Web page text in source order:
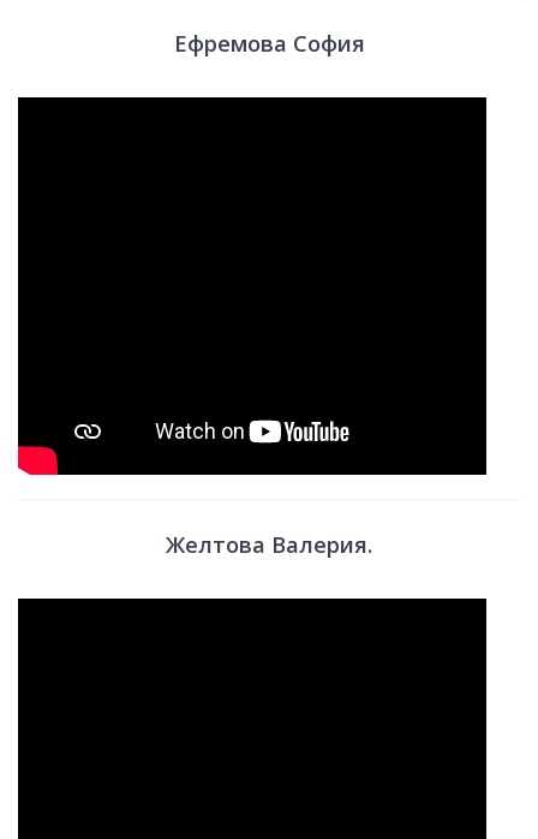
Ефремова София
Желтова Валерия.